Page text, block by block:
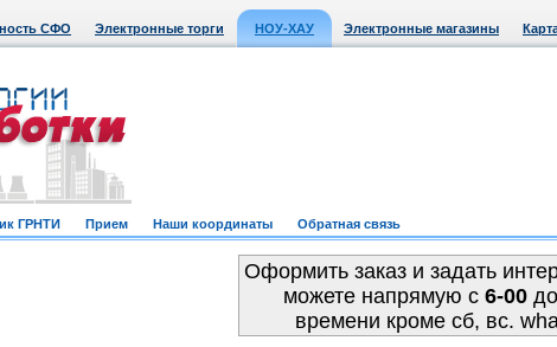
СФО Электронные торги НОУ-ХАУ Электронные магазины
ГРНТИ Прием Наши координаты Обратная связь
Оформить заказ и задать
можете напрямую c 6-00до
времени кроме сб, вс.